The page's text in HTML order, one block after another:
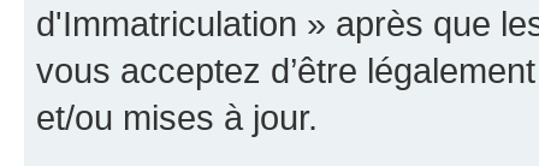
d'Immatriculation » après que
vous acceptez d’être
et/ou mises à jour.